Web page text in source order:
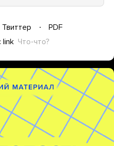
Твиттер
PDF
link Что-что?